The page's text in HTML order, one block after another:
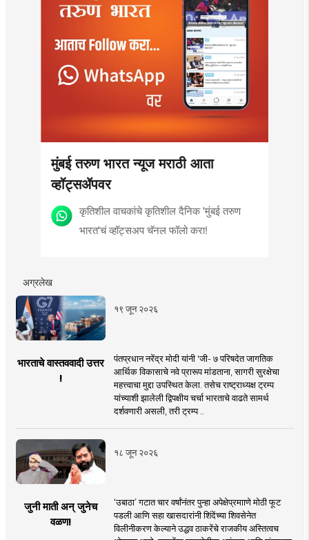
मुंबई तरुण भारत न्यूज मराठी आता
व्हॉट्सॲपवर
कृतिशील वाचकांचे कृतिशील दैनिक 'मुंबई तरुण
भारत'चं व्हॉट्सअप चॅनल फॉलो करा!
अग्रलेख
१९ जून २०२६
भारताचे वास्तववादी उत्तर
!
पंतप्रधान नरेंद्र मोदी यांनी 'जी- ७ परिषदेत जागतिक
आर्थिक विकासाचे नवे प्रारूप मांडताना, सागरी सुरक्षेचा
महत्त्वाचा मुद्दा उपस्थित केला. तसेच राष्ट्राध्यक्ष ट्रम्प
यांच्याशी झालेली द्विपक्षीय चर्चा भारताचे वाढते सामर्थ
दर्शवणारी असली, तरी ट्रम्प ..
१८ जून २०२६
जुनी माती अन् जुनेच
वळण!
‘उबाठा’ गटात चार वर्षांनंतर पुन्हा अपेक्षेप्रमााणे मोठी फूट
पडली आणि सहा खासदारांनी शिंदेंच्या शिवसेनेत
विलीनीकरण केल्याने उद्धव ठाकरेंचे राजकीय अस्तित्वच